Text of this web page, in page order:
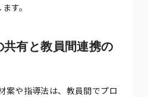
す。
有と教員間連携の
案や指導法は、教員間でプロ